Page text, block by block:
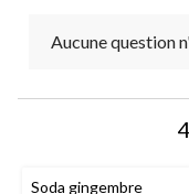
Aucune question
Soda gingembre